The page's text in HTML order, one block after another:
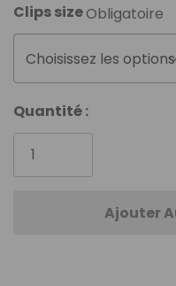
Clips sizeObligatoire
Choisissez les options
Stock
actuel
Quantité :